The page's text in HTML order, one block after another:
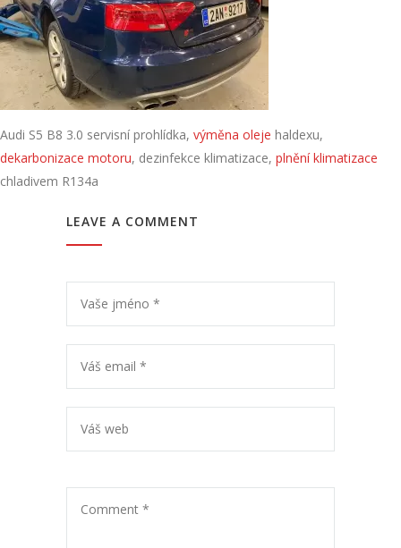
Audi S5 B8 3.0 servisní prohlídka, výměna oleje haldexu,
dekarbonizace motoru, dezinfekce klimatizace, plnění klimatizace
chladivem R134a
LEAVE A COMMENT